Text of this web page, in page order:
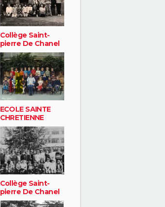
Collège Saint-
pierre De Chanel
ECOLE SAINTE
CHRETIENNE
Collège Saint-
pierre De Chanel